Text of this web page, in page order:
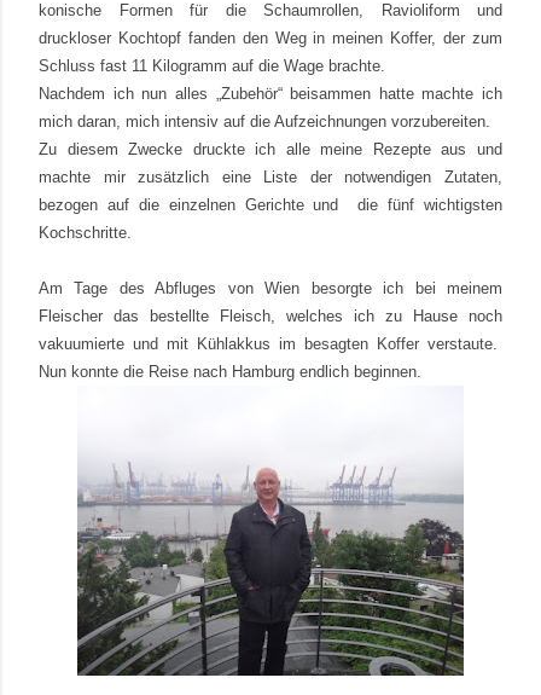
konische Formen für die Schaumrollen, Ravioliform und
druckloser Kochtopf fanden den Weg in meinen Koffer, der zum
Schluss fast 11 Kilogramm auf die Wage brachte.
Nachdem ich nun alles „Zubehör“ beisammen hatte machte ich
mich daran, mich intensiv auf die Aufzeichnungen vorzubereiten.
Zu diesem Zwecke druckte ich alle meine Rezepte aus und
machte mir zusätzlich eine Liste der notwendigen Zutaten,
bezogen auf die einzelnen Gerichte und
die fünf wichtigsten
Kochschritte.
Am Tage des Abfluges von Wien besorgte ich bei meinem
Fleischer das bestellte Fleisch, welches ich zu Hause noch
vakuumierte und mit Kühlakkus im besagten Koffer verstaute.
Nun konnte die Reise nach Hamburg endlich beginnen.